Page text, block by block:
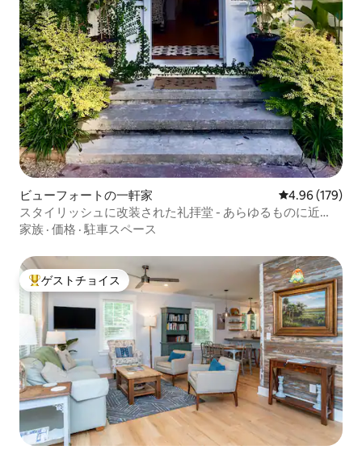
ビューフォートの一軒家 レビュー179
4.96 (179)
スタイリッシュに改装された礼拝堂 - あらゆるものに近
い！
家族 · 価格 ·駐車スペース
大好評のゲストチョイスです。
ゲストチョイス